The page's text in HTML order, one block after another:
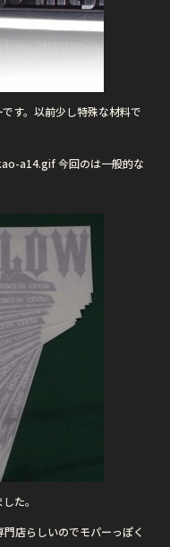
す。以前少し特殊な材料で
今回のは一般的な
た。
店らしいのでモパーっぽく